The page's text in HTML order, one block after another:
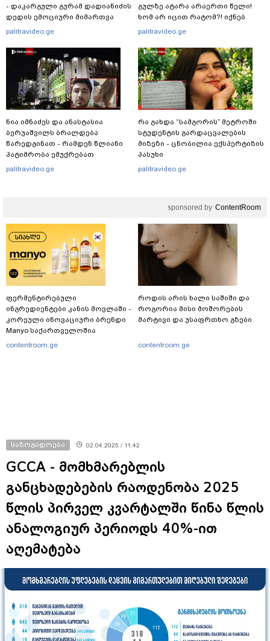
- დაკარგული გურამ დადიანიძის
დედის ემოციური მიმართვა
palitravideo.ge
ნია იმნაძეს და ანასტასია
ბერუაშვილს ბრალდება
წარედგინათ - რამდენ წლიანი
პატიმრობა ემუქრებათ
არასრულწლოვნებს?
palitravideo.ge
გულზე ატარა არაერთი წელი!
ხომ არ იცით რატომ?! იქნებ
იმიტომ რომ თავად
კვარაცხელიას დედა
განცხადებას ავრცელებს
palitravideo.ge
რა გახდა “სამგორის” მეტროში
სტუდენტის გარდაცვალების
მიზეზი - ცნობილია ექსპერტიზის
პასუხი
palitravideo.ge
sponsored by ContentRoom
ფერმენტირებული
ინგრედიენტები კანის მოვლაში -
კორეული ინოვაციური ბრენდი
Manyo საქართველოშია
contentroom.ge
როდის არის ხალი საშიში და
როგორია მისი მოშორების
მარტივი და უსაფრთხო გზები
contentroom.ge
საზოგადოება 02.04.2025 / 11:42
GCCA - მომხმარებლის
განცხადებების რაოდენობა 2025
წლის პირველ კვარტალში წინა წლის
ანალოგიურ პერიოდს 40%-ით
აღემატება